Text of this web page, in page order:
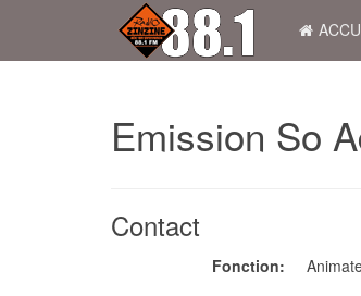
Emission So
Contact
Fonction: